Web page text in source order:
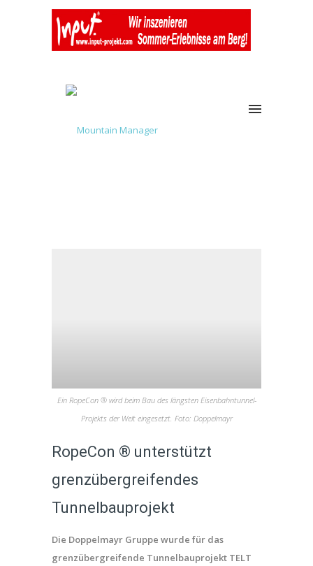
Ein RopeCon ® wird beim Bau des längsten Eisenbahntunnel-
Projekts der Welt eingesetzt. Foto: Doppelmayr
RopeCon ® unterstützt
grenzübergreifendes
Tunnelbauprojekt
Die Doppelmayr Gruppe wurde für das
grenzübergreifende Tunnelbauprojekt TELT